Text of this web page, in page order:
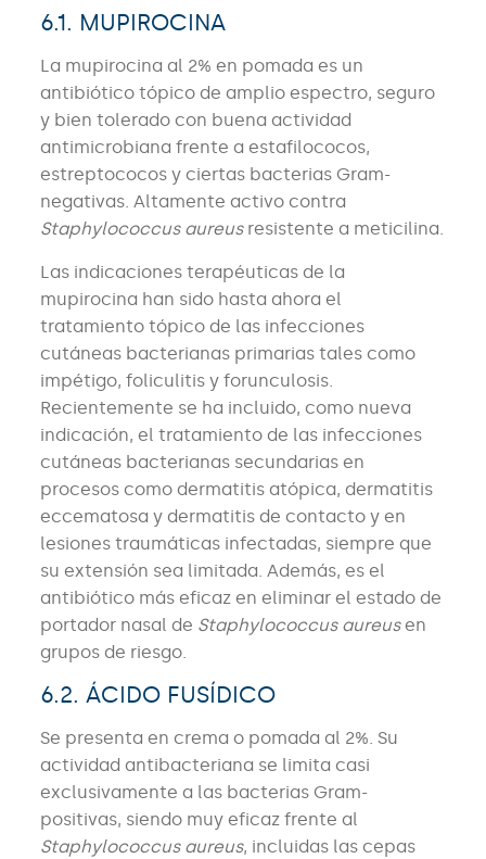
6.1. MUPIROCINA
La mupirocina al 2% en pomada es un
antibiótico tópico de amplio espectro, seguro
y bien tolerado con buena actividad
antimicrobiana frente a estafilococos,
estreptococos y ciertas bacterias Gram-
negativas. Altamente activo contra
Staphylococcus aureusresistente a meticilina.
Las indicaciones terapéuticas de la
mupirocina han sido hasta ahora el
tratamiento tópico de las infecciones
cutáneas bacterianas primarias tales como
impétigo, foliculitis y forunculosis.
Recientemente se ha incluido, como nueva
indicación, el tratamiento de las infecciones
cutáneas bacterianas secundarias en
procesos como dermatitis atópica, dermatitis
eccematosa y dermatitis de contacto y en
lesiones traumáticas infectadas, siempre que
su extensión sea limitada. Además, es el
antibiótico más eficaz en eliminar el estado de
portador nasal de Staphylococcus aureusen
grupos de riesgo.
6.2. ÁCIDO FUSÍDICO
Se presenta en crema o pomada al 2%. Su
actividad antibacteriana se limita casi
exclusivamente a las bacterias Gram-
positivas, siendo muy eficaz frente al
Staphylococcus aureus, incluidas las cepas